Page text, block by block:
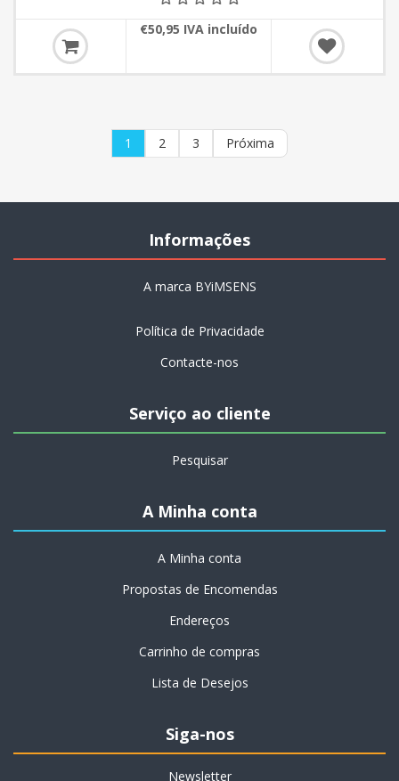
€50,95 IVA incluído
1 2 3 Próxima
Informações
A marca BYiMSENS
Política de Privacidade
Contacte-nos
Serviço ao cliente
Pesquisar
A Minha conta
A Minha conta
Propostas de Encomendas
Endereços
Carrinho de compras
Lista de Desejos
Siga-nos
Newsletter